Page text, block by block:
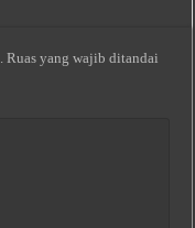
Ruas yang wajib ditandai